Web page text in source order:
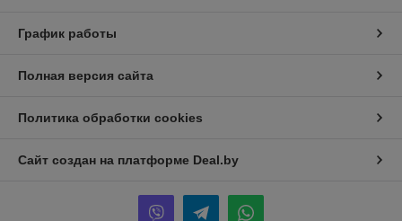
График работы
Полная версия сайта
Политика обработки cookies
Сайт создан на платформе Deal.by